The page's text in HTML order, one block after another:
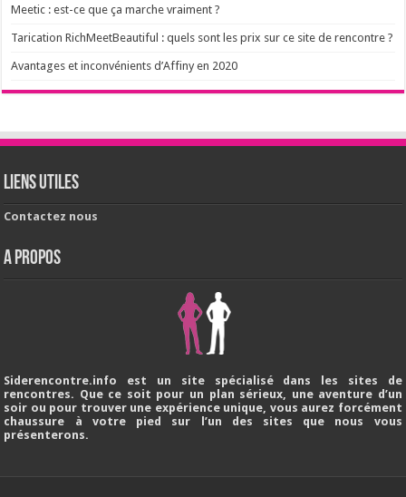
Meetic : est-ce que ça marche vraiment ?
Tarication RichMeetBeautiful : quels sont les prix sur ce site de rencontre ?
Avantages et inconvénients d’Affiny en 2020
Liens utiles
Contactez nous
A PROPOS
Siderencontre.info est un site spécialisé dans les sites de
rencontres. Que ce soit pour un plan sérieux, une aventure d’un
soir ou pour trouver une expérience unique, vous aurez forcément
chaussure à votre pied sur l’un des sites que nous vous
présenterons.